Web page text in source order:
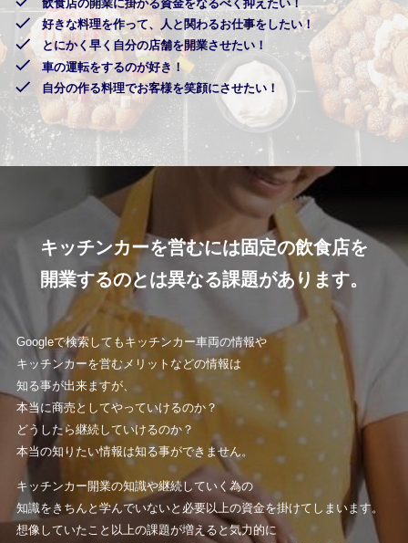
飲食店の開業に掛かる資金をなるべく抑えたい！
好きな料理を作って、人と関わるお仕事をしたい！
とにかく早く自分の店舗を開業させたい！
車の運転をするのが好き！
自分の作る料理でお客様を笑顔にさせたい！
キッチンカーを営むには固定の飲食店を
開業するのとは異なる課題があります。
Googleで検索してもキッチンカー車両の情報や
キッチンカーを営むメリットなどの情報は
知る事が出来ますが、
本当に商売としてやっていけるのか？
どうしたら継続していけるのか？
本当の知りたい情報は知る事ができません。
キッチンカー開業の知識や継続していく為の
知識をきちんと学んでいないと必要以上の資金を掛けてしまいます。
想像していたこと以上の課題が増えると気力的に